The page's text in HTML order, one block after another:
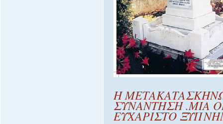
Η
ΣΥΝΑΝΤΗΣΗ .ΜΙΑ
ΕΥΧΑΡΙΣΤΟ